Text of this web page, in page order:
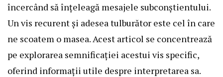
încercând să înțeleagă mesajele subconștientului.
Un vis recurent și adesea tulburător este cel în care
ne scoatem o masea. Acest articol se concentrează
pe explorarea semnificației acestui vis specific,
oferind informații utile despre interpretarea sa.